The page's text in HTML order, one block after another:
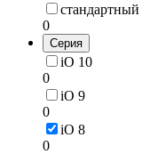
стандартный
0
Серия
iO 10
0
iO 9
0
iO 8
0